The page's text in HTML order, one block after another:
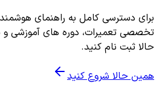
برای دسترسی کامل به راهنمای
تخصصی تعمیرات، دوره های آموزشی
حالا ثبت نام کنید.
همین حالا شروع کنید